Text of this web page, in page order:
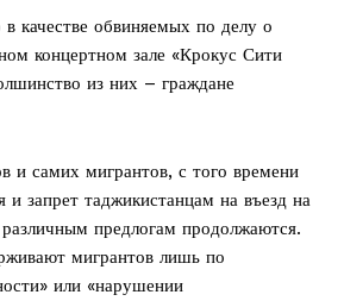
в качестве обвиняемых по делу о
концертном зале «Крокус Сити
из них – граждане
и самих мигрантов, с того времени
и запрет таджикистанцам на въезд на
предлогам продолжаются.
мигрантов лишь по
или «нарушении